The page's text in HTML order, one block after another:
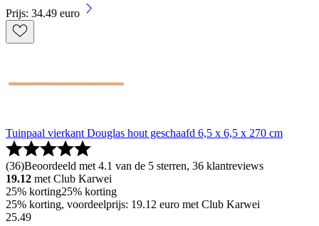
Prijs: 34.49 euro
Tuinpaal vierkant Douglas hout geschaafd 6,5 x 6,5 x 270 cm
(36)Beoordeeld met 4.1 van de 5 sterren, 36 klantreviews
19.12 met Club Karwei
25% korting25% korting
25% korting, voordeelprijs: 19.12 euro met Club Karwei
25.49